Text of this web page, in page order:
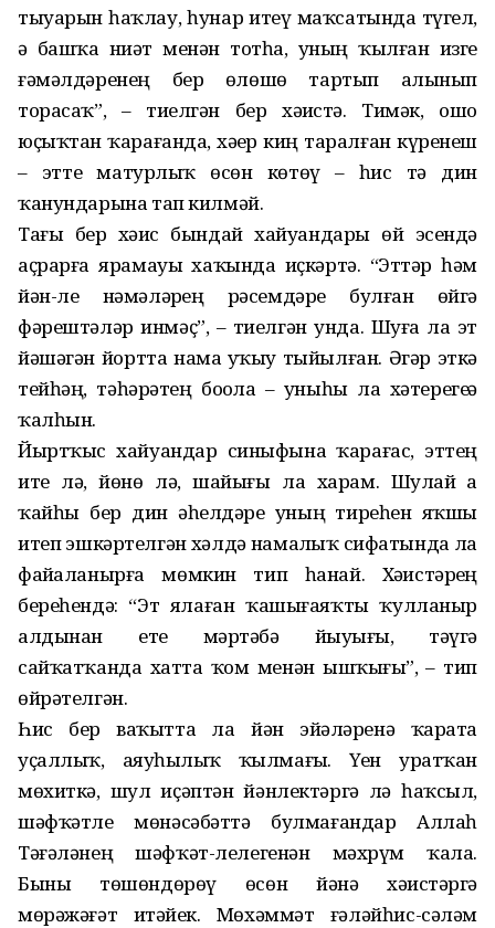
тыуарын һаҡлау, һунар итеү маҡсатында түгел,
ә башҡа ниәт менән тотһа, уның ҡылған изге
ғәмәлдәренең бер өлөшө тартып алынып
торасаҡ”, – тиелгән бер хәҙистә. Тимәк, ошо
юҫыҡтан ҡарағанда, хәҙер киң таралған күренеш
– этте матурлыҡ өсөн көтөү – һис тә дин
ҡанундарына тап килмәй.
Тағы бер хәҙис бындай хайуандарҙы өй эсендә
аҫрарға ярамауы хаҡында иҫкәртә. “Эттәр һәм
йән-ле нәмәләрҙең рәсемдәре булған өйгә
фәрештәләр инмәҫ”, – тиелгән унда. Шуға ла эт
йәшәгән йортта намаҙ уҡыу тыйылған. Әгәр эткә
тейһәң, тәһәрәтең боҙола – уныһы ла хәтерегеҙҙә
ҡалһын.
Йыртҡыс хайуандар синыфына ҡарағас, эттең
ите лә, йөнө лә, шайығы ла харам. Шулай ҙа
ҡайһы бер дин әһелдәре уның тиреһен яҡшы
итеп эшкәртелгән хәлдә намаҙлыҡ сифатында ла
файҙаланырға мөмкин тип һанай. Хәҙистәрҙең
береһендә: “Эт ялаған ҡашығаяҡты ҡулланыр
алдынан ете мәртәбә йыуығыҙ, тәүгә
сайҡатҡанда хатта ҡом менән ышҡығыҙ”, – тип
өйрәтелгән.
Һис бер ваҡытта ла йән эйәләренә ҡарата
уҫаллыҡ, аяуһыҙлыҡ ҡылмағыҙ. Үҙен уратҡан
мөхиткә, шул иҫәптән йәнлектәргә лә һаҡсыл,
шәфҡәтле мөнәсәбәттә булмағандар Аллаһ
Тәғәләнең шәфҡәт-лелегенән мәхрүм ҡала.
Быны төшөндөрөү өсөн йәнә хәҙистәргә
мөрәжәғәт итәйек. Мөхәммәт ғәләйһис-сәләм